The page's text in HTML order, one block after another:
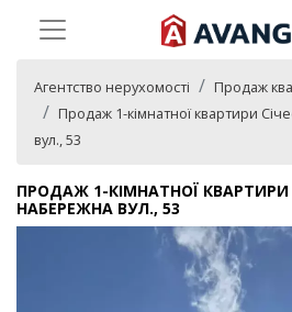
Агентство нерухомості
Продаж
Продаж 1-кімнатної квартири
вул., 53
ПРОДАЖ 1-КІМНАТНОЇ КВАРТИРИ
НАБЕРЕЖНА ВУЛ., 53